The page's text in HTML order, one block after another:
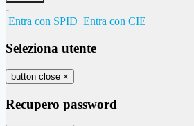
-
Entra con SPID Entra con CIE
Seleziona utente
button close ×
Recupero password